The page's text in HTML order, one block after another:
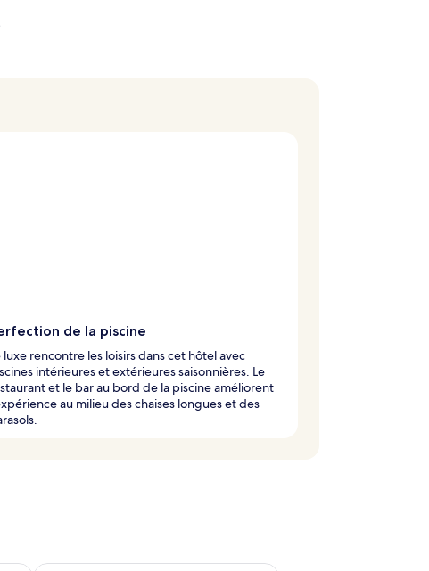
de la piscine
luxe rencontre les loisirs dans cet hôtel avec
intérieures et extérieures saisonnières. Le
et le bar au bord de la piscine améliorent
au milieu des chaises longues et des